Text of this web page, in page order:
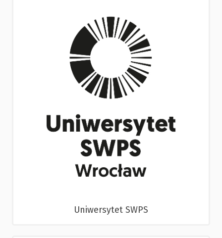
Uniwersytet SWPS